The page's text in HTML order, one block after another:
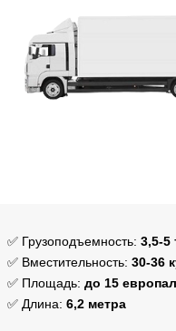
✅ Грузоподъемность: 3,5-5
✅ Вместительность: 30-36
✅ Площадь: до 15
✅ Длина: 6,2 метра